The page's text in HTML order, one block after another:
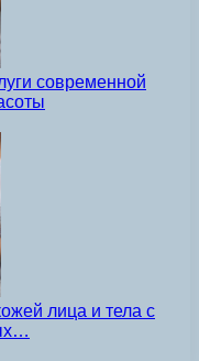
современной
лица и тела с